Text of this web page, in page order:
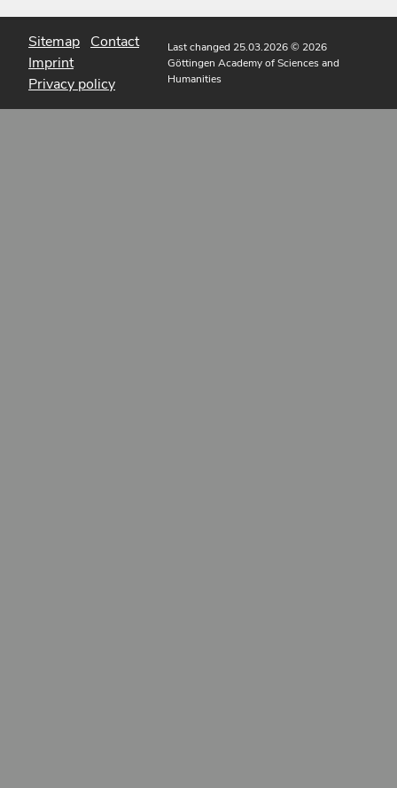
Sitemap Contact
Imprint
Privacy policy
Last changed 25.03.2026© 2026
Göttingen Academy of Sciences and
Humanities